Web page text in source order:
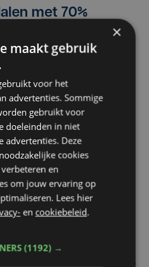
met 70%
van
is doorgetrokken
Ook een pak andere
zoals de Sint-
Seminarie zijn nu
technologie
niet enkel
voor 80 procent
met de
te
×
maakt gebruik
voor het
advertenties. Sommige
gebruikt voor
doeleinden in niet
advertenties. Deze
cookies
en
om jouw ervaring op
Lees hier
en cookiebeleid.
(1192) →